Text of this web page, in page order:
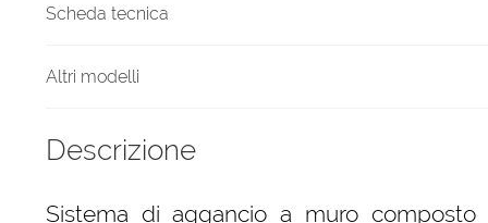
Scheda tecnica
Altri modelli
Descrizione
Sistema di aggancio a muro